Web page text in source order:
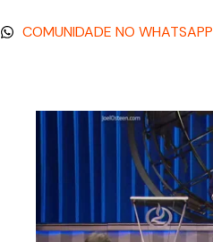
COMUNIDADE NO WHATSAPP